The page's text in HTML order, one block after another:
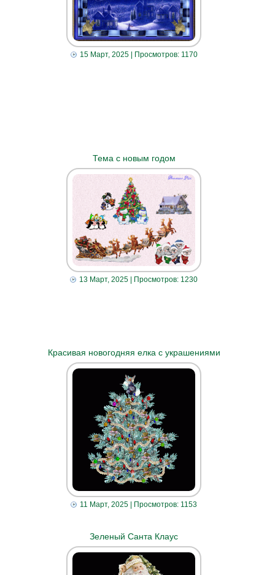
15 Март, 2025| Просмотров: 1170
Тема с новым годом
13 Март, 2025 | Просмотров: 1230
Красивая новогодняя елка с украшениями
11 Март, 2025 | Просмотров: 1153
Зеленый Санта Клаус